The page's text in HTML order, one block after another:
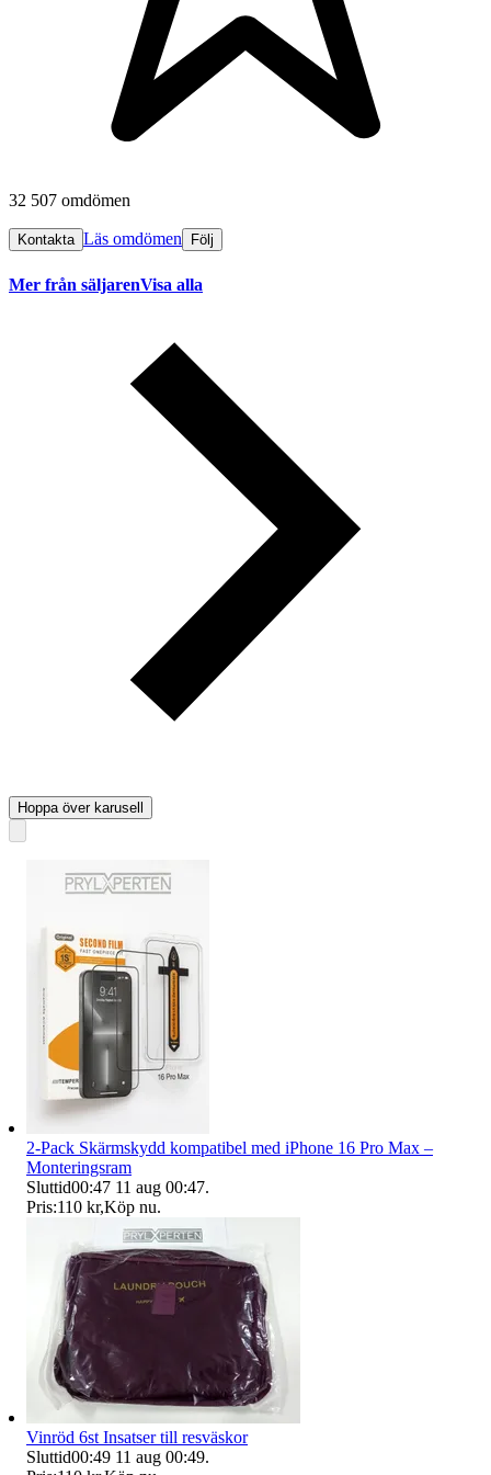
32 507 omdömen
Kontakta Läs omdömen Följ
Mer från säljarenVisa alla
Hoppa över karusell
2-Pack Skärmskydd kompatibel med iPhone 16 Pro Max –
Monteringsram
Sluttid00:47 11 aug 00:47.
Pris:110 kr,Köp nu.
Vinröd 6st Insatser till resväskor
Sluttid00:49 11 aug 00:49.